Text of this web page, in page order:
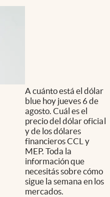
A cuánto está el dólar
blue hoy jueves 6 de
agosto. Cuál es el
precio del dólar oficial
y de los dólares
financieros CCL y
MEP. Toda la
información que
necesitás sobre cómo
sigue la semana en los
mercados.